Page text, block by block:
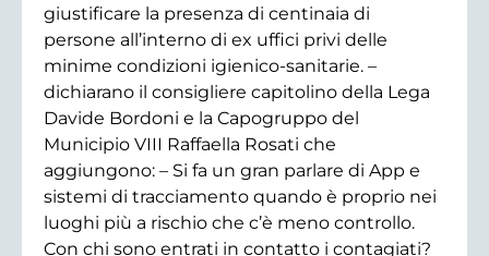
giustificare la presenza di centinaia di
persone all’interno di ex uffici privi delle
minime condizioni igienico-sanitarie. –
dichiarano il consigliere capitolino della Lega
Davide Bordoni e la Capogruppo del
Municipio VIII Raffaella Rosati che
aggiungono: – Si fa un gran parlare di App e
sistemi di tracciamento quando è proprio nei
luoghi più a rischio che c’è meno controllo.
Con chi sono entrati in contatto i contagiati?